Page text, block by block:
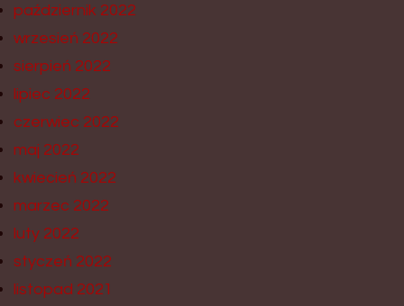
październik 2022
wrzesień 2022
sierpień 2022
lipiec 2022
czerwiec 2022
maj 2022
kwiecień 2022
marzec 2022
luty 2022
styczeń 2022
listopad 2021